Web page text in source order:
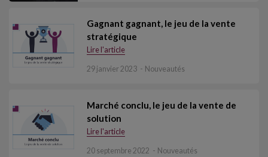
Gagnant gagnant, le jeu de la vente
stratégique
Lire l'article
29 janvier 2023 Nouveautés
Marché conclu, le jeu de la vente de
solution
Lire l'article
20 septembre 2022 Nouveautés